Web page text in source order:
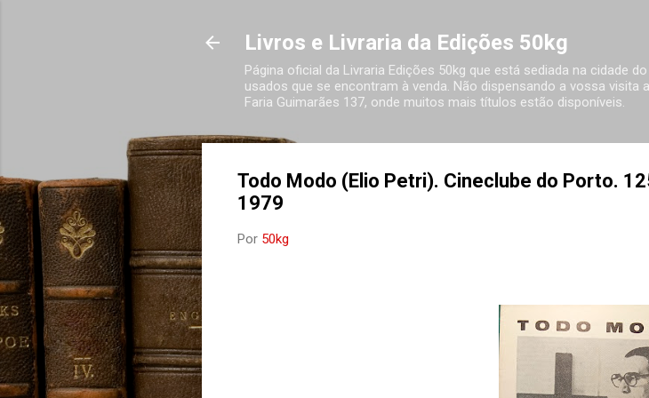
Livros e Livraria da Edições 50kg
Página oficial da Livraria Edições 50kg que está sediada na cidade
usados que se encontram à venda. Não dispensando a vossa
Faria Guimarães 137, onde muitos mais títulos estão disponíveis.
Todo Modo (Elio Petri). Cineclube do Porto.
1979
Por 50kg